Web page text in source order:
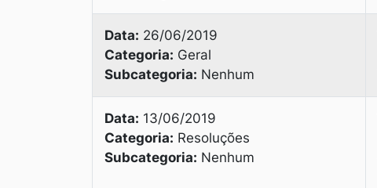
Data: 26/06/2019
Categoria: Geral
Subcategoria: Nenhum
Data: 13/06/2019
Categoria: Resoluções
Subcategoria: Nenhum